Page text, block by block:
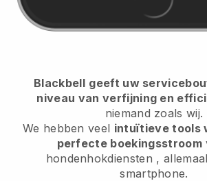
Blackbell geeft uw
niveau van verfijning en
niemand zoals wij.
We hebben veel intuïtieve tools
perfecte boekingsstroom
hondenhokdiensten ,
smartphone.